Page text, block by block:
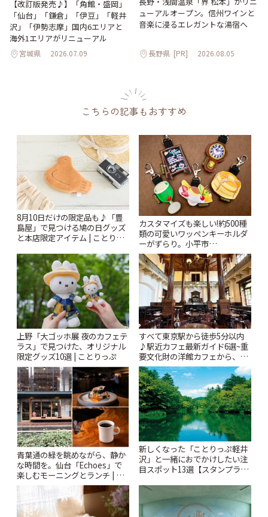
【改訂版発売♪】「角館・盛岡」
「仙台」「鎌倉」「伊豆」「軽井
沢」「伊勢志摩」国内6エリアと
海外1エリアがリニューアル
宮城県 2026.07.09
ューアルオープン。信州ワインと
音楽に浸るエレガントな湯宿へ
長野県 [PR] 2026.08.05
こちらの記事もおすすめ
8月10日だけの限定品も♪「豊
島屋」で見つける鳩の日グッズ
と本店限定アイテム | ことりっ
カスタマイズも楽しい!約500種
類の可愛いワッペンキーホルダ
ーがずらり。小平市
「Kimamaya T&K」 | ことりっ
ぷ
上野「大ゴッホ展 夜のカフェテ
ラス」で見つけた、オリジナル
限定グッズ10選 | ことりっぷ
すべて東京駅から徒歩5分以内
♪駅近カフェ最新ガイド6選~重
要文化財の洋館カフェから、改
札すぐのレトロ喫茶まで~ | こと
りっぷ
青葉通の緑を眺めながら、静か
な時間を。仙台「Echoes」で
楽しむモーニングとランチ | こ
とりっぷ
新しくなった「ことりっぷ軽井
沢」と一緒におでかけしたい注
目スポット13選【スタンプラリ